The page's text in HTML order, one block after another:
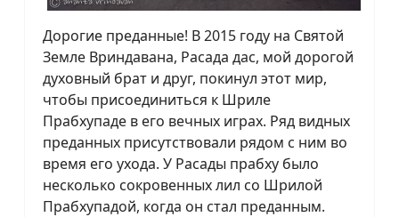
Дорогие преданные! В 2015 году на Святой
Земле Вриндавана, Расада дас, мой дорогой
духовный брат и друг, покинул этот мир,
чтобы присоединиться к Шриле
Прабхупаде в его вечных играх. Ряд видных
преданных присутствовали рядом с ним во
время его ухода. У Расады прабху было
несколько сокровенных лил со Шрилой
Прабхупадой, когда он стал преданным.